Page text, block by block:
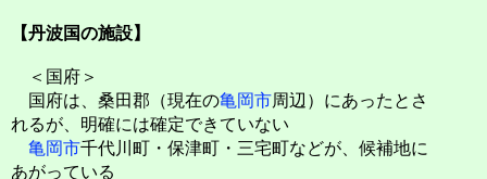
【丹波国の施設】
＜国府＞
国府は、桑田郡（現在の亀岡市周辺）にあったとさ
れるが、明確には確定できていない
亀岡市千代川町・保津町・三宅町などが、候補地に
あがっている